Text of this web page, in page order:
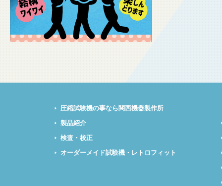
圧縮試験機の事なら関西機器製作所
製品紹介
検査・校正
オーダーメイド試験機・レトロフィット